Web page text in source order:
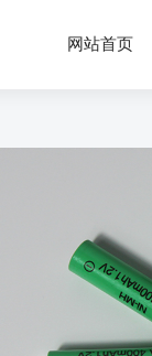
网站首页